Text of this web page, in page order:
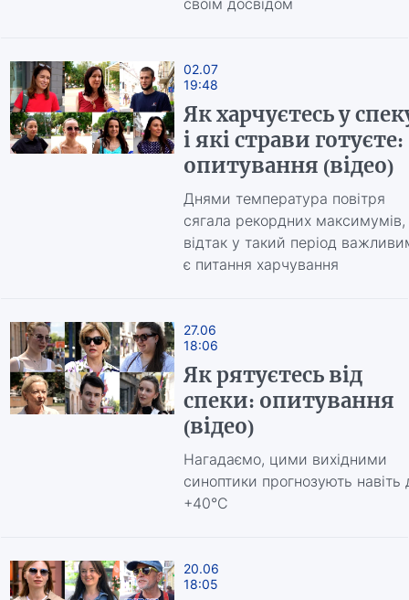
своїм досвідом
02.07
19:48
Як харчуєтесь у
і які страви готуєте:
опитування (відео)
Днями температура повітря
сягала рекордних максимумів,
відтак у такий період
є питання харчування
27.06
18:06
Як рятуєтесь від
спеки: опитування
(відео)
Нагадаємо, цими вихідними
синоптики прогнозують навіть
+40°С
20.06
18:05